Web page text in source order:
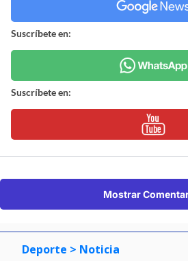
Suscríbete en:
Suscríbete en:
Mostrar
Deporte > Noticia